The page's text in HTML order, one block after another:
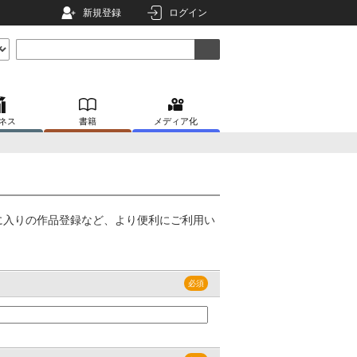
新規登録 ログイン
ス 書籍 メディア化
りの作品登録など、より便利にご利用い